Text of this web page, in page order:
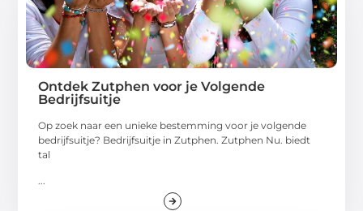
Ontdek Zutphen voor je Volgende
Bedrijfsuitje
Op zoek naar een unieke bestemming voor je volgende
bedrijfsuitje? Bedrijfsuitje in Zutphen. Zutphen Nu. biedt
tal